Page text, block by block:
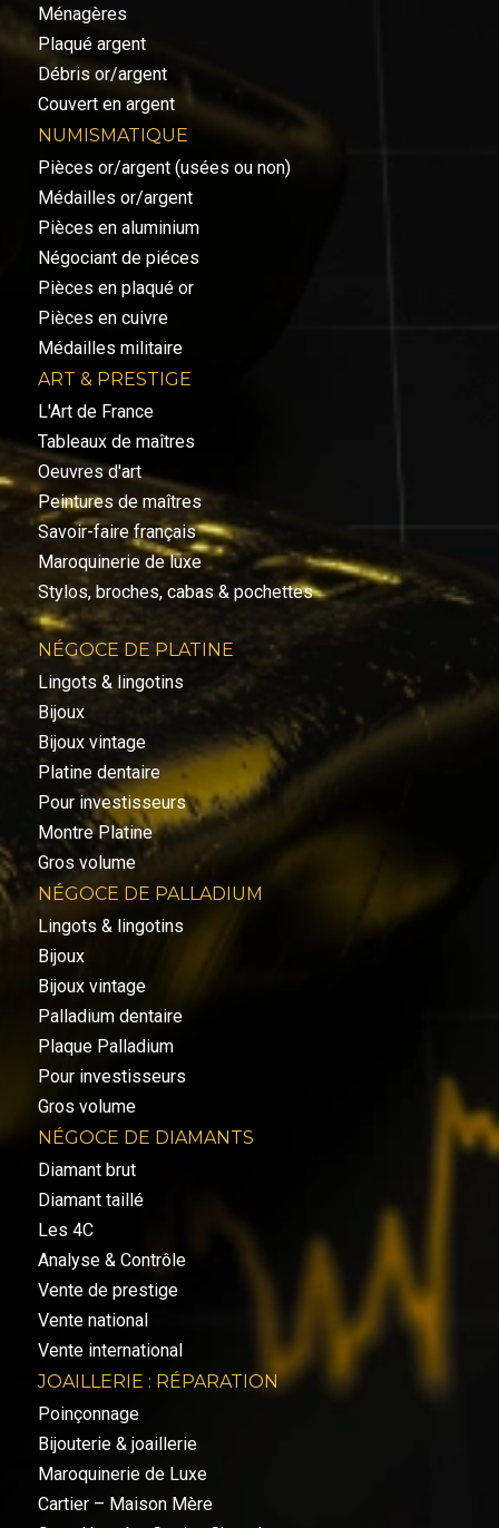
Ménagères
Plaqué argent
Débris or/argent
Couvert en argent
NUMISMATIQUE
Pièces or/argent (usées ou non)
Médailles or/argent
Pièces en aluminium
Négociant de piéces
Pièces en plaqué or
Pièces en cuivre
Médailles militaire
ART & PRESTIGE
L'Art de France
Tableaux de maîtres
Oeuvres d'art
Peintures de maîtres
Savoir-faire français
Maroquinerie de luxe
Stylos, broches, cabas & pochettes
NÉGOCE DE PLATINE
Lingots & lingotins
Bijoux
Bijoux vintage
Platine dentaire
Pour investisseurs
Montre Platine
Gros volume
NÉGOCE DE PALLADIUM
Lingots & lingotins
Bijoux
Bijoux vintage
Palladium dentaire
Plaque Palladium
Pour investisseurs
Gros volume
NÉGOCE DE DIAMANTS
Diamant brut
Diamant taillé
Les 4C
Analyse & Contrôle
Vente de prestige
Vente national
Vente international
JOAILLERIE : RÉPARATION
Poinçonnage
Bijouterie & joaillerie
Maroquinerie de Luxe
Cartier – Maison Mère